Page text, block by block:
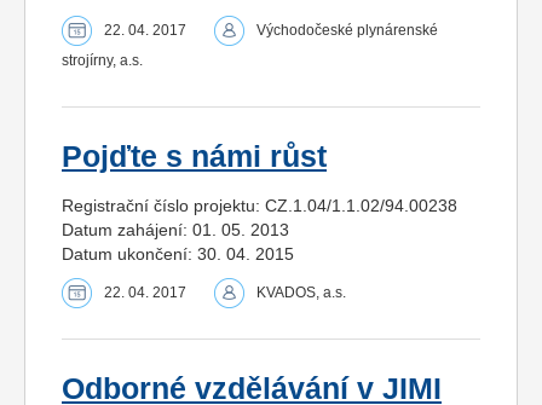
22. 04. 2017
Východočeské plynárenské
strojírny, a.s.
Pojďte s námi růst
Registrační číslo projektu: CZ.1.04/1.1.02/94.00238
Datum zahájení: 01. 05. 2013
Datum ukončení: 30. 04. 2015
22. 04. 2017 KVADOS, a.s.
Odborné vzdělávání v JIMI